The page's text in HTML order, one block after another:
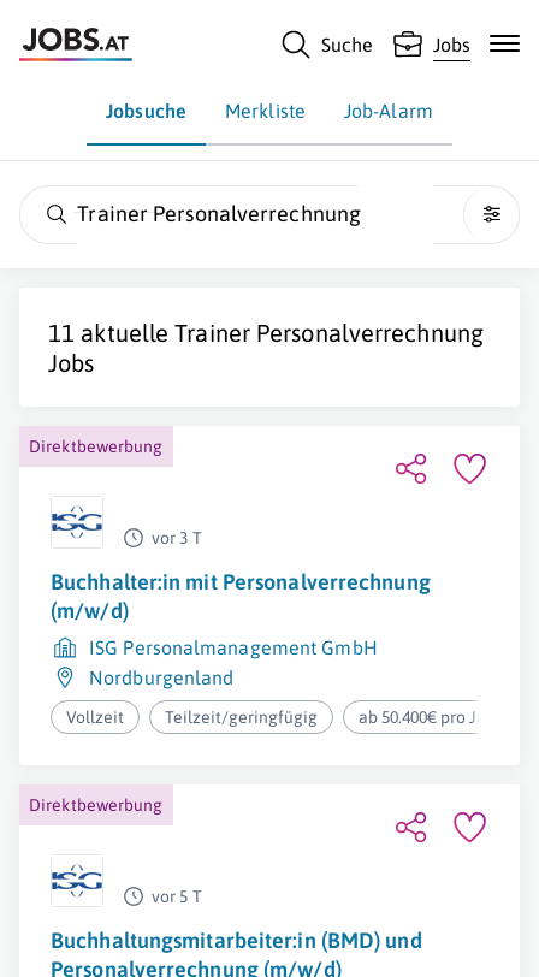
Suche Jobs
Jobsuche Merkliste Job-Alarm
Trainer Personalverrechnung
11 aktuelleTrainer Personalverrechnung
Jobs
Direktbewerbung
vor 3 T
Buchhalter:in mit Personalverrechnung
(m/w/d)
ISG Personalmanagement GmbH
Nordburgenland
Vollzeit Teilzeit/geringfügig ab 50.400€ pro Jahr
Direktbewerbung
vor 5 T
Buchhaltungsmitarbeiter:in (BMD) und
Personalverrechnung (m/w/d)